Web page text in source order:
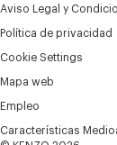
+52
Deseo recibir
servicios y eventos
personalizados,
Aviso Legal y
Política de privacidad
Cookie Settings
Mapa web
Empleo
Características